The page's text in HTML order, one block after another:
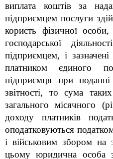
виплата коштів за
підприємцем послуги
користь фізичної
господарської
підприємцем, і
платником єдиного
підприємця при поданні
звітності, то сума
загального місячного
доходу платників
оподатковуються
і військовим збором на
цьому юридична особа